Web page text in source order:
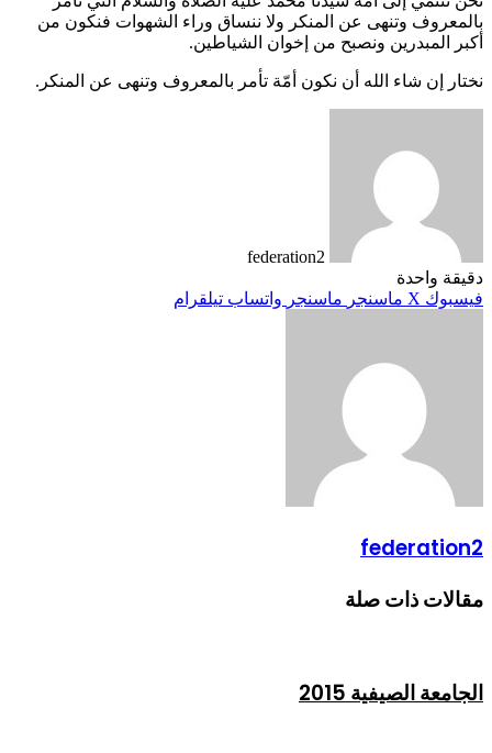
بالمعروف وتنهى عن المنكر ولا ننساق وراء الشهوات فنكون من
أكبر المبدرين ونصبح من إخوان الشياطين.
نختار إن شاء الله أن نكون أمّة تأمر بالمعروف وتنهى عن المنكر.
federation2
دقيقة واحدة
فيسبوك ‫X ماسنجر ماسنجر واتساب تيلقرام
federation2
مقالات ذات صلة
الجامعة الصيفية 2015